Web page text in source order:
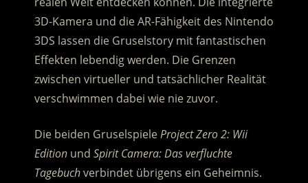
3D-Kamera und die AR-Fähigkeit des Nintendo
3DS lassen die Gruselstory mit fantastischen
Effekten lebendig werden. Die Grenzen
zwischen virtueller und tatsächlicher Realität
verschwimmen dabei wie nie zuvor.
Die beiden GruselspieleProject Zero 2: Wii
Editionund Spirit Camera: Das verfluchte
Tagebuchverbindet übrigens ein Geheimnis.